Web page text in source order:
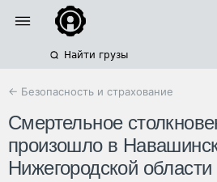
Найти грузы
← Безопасность и страхование
Смертельное
произошло в
Нижегородской области